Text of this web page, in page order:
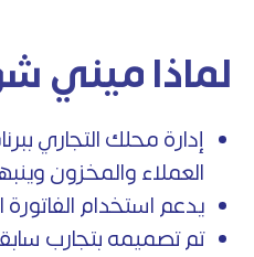
لماذا ميني
إدارة محلك التجاري
العملاء والمخزون
يدعم استخدام
تم تصميمه بتجارب